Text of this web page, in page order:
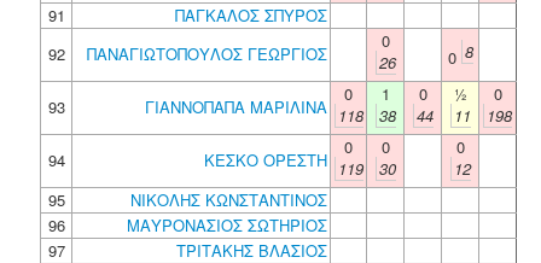
91
ΠΑΓΚΑΛΟΣ ΣΠΥΡΟΣ
92
ΠΑΝΑΓΙΩΤΟΠΟΥΛΟΣ ΓΕΩΡΓΙΟΣ
0
26
0 8
93 ΓΙΑΝΝΟΠΑΠΑ ΜΑΡΙΛΙΝΑ
0
118
1
38
0
44
½
11
0
198
94
ΚΕΣΚΟ ΟΡΕΣΤΗ
0
119
0
30
0
12
95
ΝΙΚΟΛΗΣ ΚΩΝΣΤΑΝΤΙΝΟΣ
96
ΜΑΥΡΟΝΑΣΙΟΣ ΣΩΤΗΡΙΟΣ
97
ΤΡΙΤΑΚΗΣ ΒΛΑΣΙΟΣ